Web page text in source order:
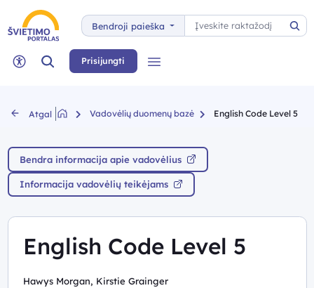
Bendroji paieška
Paieška
Neįgaliųjų rėžimas
Paieška Prisijungti
Atgal Vadovėlių duomenų bazė English Code Level 5
Bendra informacija apie vadovėlius
Informacija vadovėlių teikėjams
English Code Level 5
Hawys Morgan, Kirstie Grainger